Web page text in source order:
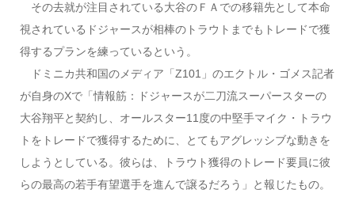
その去就が注目されている大谷のＦＡでの移籍先として本命
視されているドジャースが相棒のトラウトまでもトレードで獲
得するプランを練っているという。
ドミニカ共和国のメディア「Z101」のエクトル・ゴメス記者
が自身のXで「情報筋：ドジャースが二刀流スーパースターの
大谷翔平と契約し、オールスター11度の中堅手マイク・トラウ
トをトレードで獲得するために、とてもアグレッシブな動きを
しようとしている。彼らは、トラウト獲得のトレード要員に彼
らの最高の若手有望選手を進んで譲るだろう」と報じたもの。